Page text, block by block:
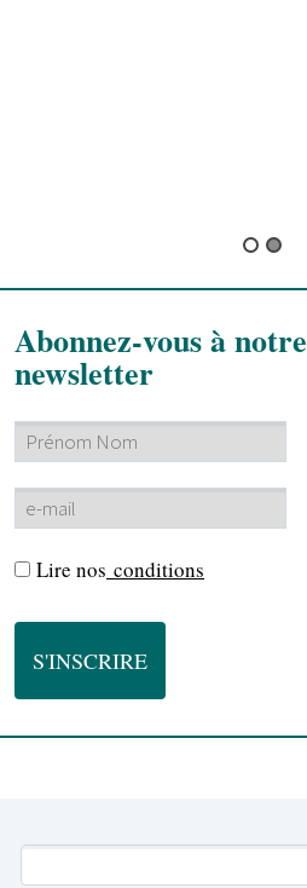
Abonnez-vous à notre
newsletter
Lire nos conditions